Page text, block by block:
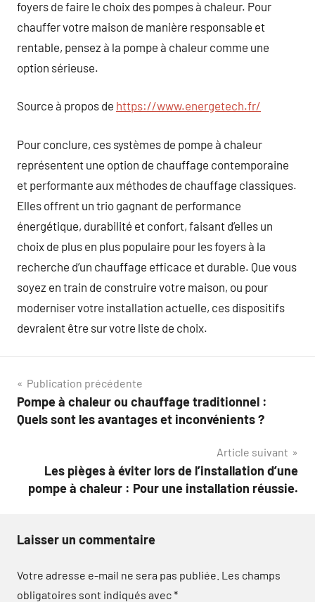
foyers de faire le choix des pompes à chaleur. Pour
chauffer votre maison de manière responsable et
rentable, pensez à la pompe à chaleur comme une
option sérieuse.
Source à propos de https://www.energetech.fr/
Pour conclure, ces systèmes de pompe à chaleur
représentent une option de chauffage contemporaine
et performante aux méthodes de chauffage classiques.
Elles offrent un trio gagnant de performance
énergétique, durabilité et confort, faisant d’elles un
choix de plus en plus populaire pour les foyers à la
recherche d’un chauffage efficace et durable. Que vous
soyez en train de construire votre maison, ou pour
moderniser votre installation actuelle, ces dispositifs
devraient être sur votre liste de choix.
Navigation
de
Publication précédente
Pompe à chaleur ou chauffage traditionnel :
Quels sont les avantages et inconvénients ?
Article suivant
Les pièges à éviter lors de l’installation d’une
pompe à chaleur : Pour une installation réussie.
Laisser un commentaire
Votre adresse e-mail ne sera pas publiée. Les champs
obligatoires sont indiqués avec*